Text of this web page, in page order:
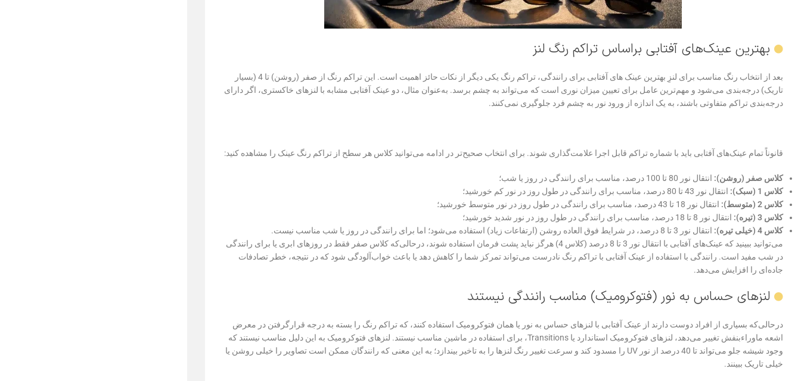
بهترین عینک‌های آفتابی براساس‌ تراکم رنگ لنز
بعد از انتخاب رنگ مناسب برای لنزِ بهترین عینک های آفتابی برای رانندگی، ‌تراکم رنگ یکی دیگر از نکات حائز اهمیت است. این ‌تراکم رنگ از صفر (روشن) تا 4 (بسیار
تاریک) درجه‌بندی می‌شود و مهم‌‌‌‌ترین عامل برای تعیین میزان نوری است که می‌تواند به چشم برسد. به‌عنوان مثال، دو عینک آفتابی مشابه با لنزهای خاکستری، اگر دارای
درجه‌بندی تراکم متفاوتی باشند، به یک اندازه از ورود نور به چشم فرد جلوگیری نمی‌کنند.
قانوناً تمام عینک‌های آفتابی باید با شماره‌ تراکم قابل اجرا علامت‌گذاری شوند. برای انتخاب صحیح‌تر در ادامه می‌توانید کلاس هر سطح از ‌تراکم رنگ عینک را مشاهده کنید:
کلاس صفر (روشن): انتقال نور 80 تا 100 درصد، مناسب برای رانندگی در روز یا شب؛
کلاس 1 (سبک):
انتقال نور 43 تا 80 درصد، مناسب برای رانندگی در طول روز در نور کم خورشید؛
کلاس 2 (متوسط):
انتقال نور 18 تا 43 درصد، مناسب برای رانندگی در طول روز در نور متوسط خورشید؛
کلاس 3 (تیره):
انتقال نور 8 تا 18 درصد، مناسب برای رانندگی در طول روز در نور شدید خورشید؛
کلاس 4 (خیلی تیره):
انتقال نور 3 تا 8 درصد، در شرایط فوق العاده روشن (ارتفاعات زیاد) استفاده می‌شود؛ اما برای رانندگی در روز یا شب مناسب نیست.
می‌توانید ببینید که عینک‌های آفتابی با انتقال نور 3 تا 8 درصد (کلاس 4) هرگز نباید پشت فرمان استفاده شوند، درحالی‌که کلاس صفر فقط در روزهای ابری یا برای رانندگی
در شب مفید است. رانندگی با استفاده از عینک آفتابی با ‌تراکم رنگ نادرست می‌تواند تمرکز شما را کاهش دهد یا باعث خواب‌آلودگی شود که در نتیجه، خطر تصادفات
جاده‌ای را افزایش می‌دهد.
لنزهای حساس به نور (فتوکرومیک) مناسب رانندگی نیستند
درحالی‌که بسیاری از افراد دوست دارند از عینک آفتابی با لنزهای حساس به نور یا همان فتوکرومیک استفاده کنند، که ‌تراکم رنگ را بسته به درجه قرارگرفتن در معرض
اشعه ماوراء‌بنفش تغییر می‌دهد، لنزهای فتوکرومیک استاندارد یا Transitions، برای استفاده در ماشین مناسب نیستند. لنزهای فتوکرومیک به‌ این ‌دلیل مناسب نیستند که
وجود شیشه جلو می‌تواند تا 40 درصد از نور UV را مسدود کند و سرعت تغییر رنگ لنزها را به‌ تاخیر بیندازد؛ به این معنی که رانندگان ممکن است تصاویر را خیلی روشن یا
خیلی تاریک ببینند.